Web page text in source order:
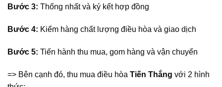
Bước 3: Thống nhất và ký kết hợp đồng
Bước 4: Kiểm hàng chất lượng điều hòa và giao dịch
Bước 5: Tiến hành thu mua, gom hàng và vận chuyển
=> Bên cạnh đó, thu mua điều hòa Tiến Thắng với 2 hình